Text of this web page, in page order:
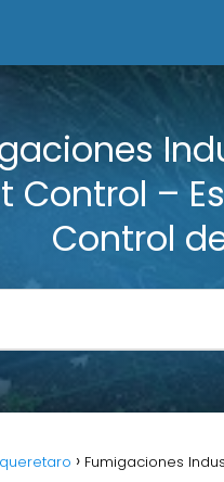
Control –
Control
Fumigaciones